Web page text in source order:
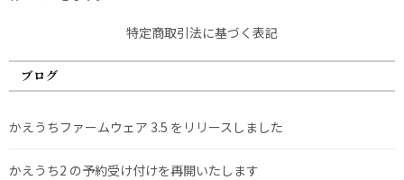
特定商取引法に基づく表記
ブログ
かえうちファームウェア 3.5 をリリースしました
かえうち2 の予約受け付けを再開いたします